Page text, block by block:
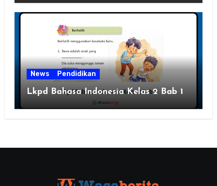
News Pendidikan
Lkpd Bahasa Indonesia Kelas 2 Bab 1